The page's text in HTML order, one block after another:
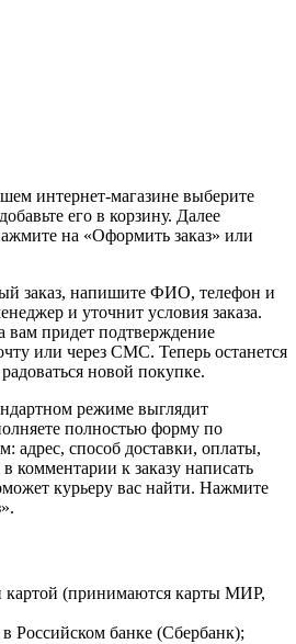
интернет-магазине выберите
его в корзину. Далее
на «Оформить заказ» или
заказ, напишите ФИО, телефон и
и уточнит условия заказа.
вам придет подтверждение
или через СМС. Теперь останется
новой покупке.
режиме выглядит
полностью форму по
адрес, способ доставки, оплаты,
комментарии к заказу написать
курьеру вас найти. Нажмите
картой (принимаются карты МИР,
Российском банке (Сбербанк);